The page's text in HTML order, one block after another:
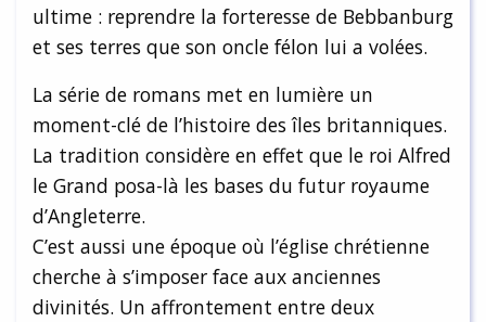
ultime : reprendre la forteresse de Bebbanburg
et ses terres que son oncle félon lui a volées.
La série de romans met en lumière un
moment-clé de l’histoire des îles britanniques.
La tradition considère en effet que le roi Alfred
le Grand posa-là les bases du futur royaume
d’Angleterre.
C’est aussi une époque où l’église chrétienne
cherche à s’imposer face aux anciennes
divinités. Un affrontement entre deux